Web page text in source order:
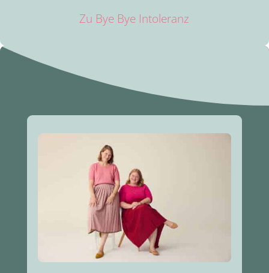
Zu Bye Bye Intoleranz